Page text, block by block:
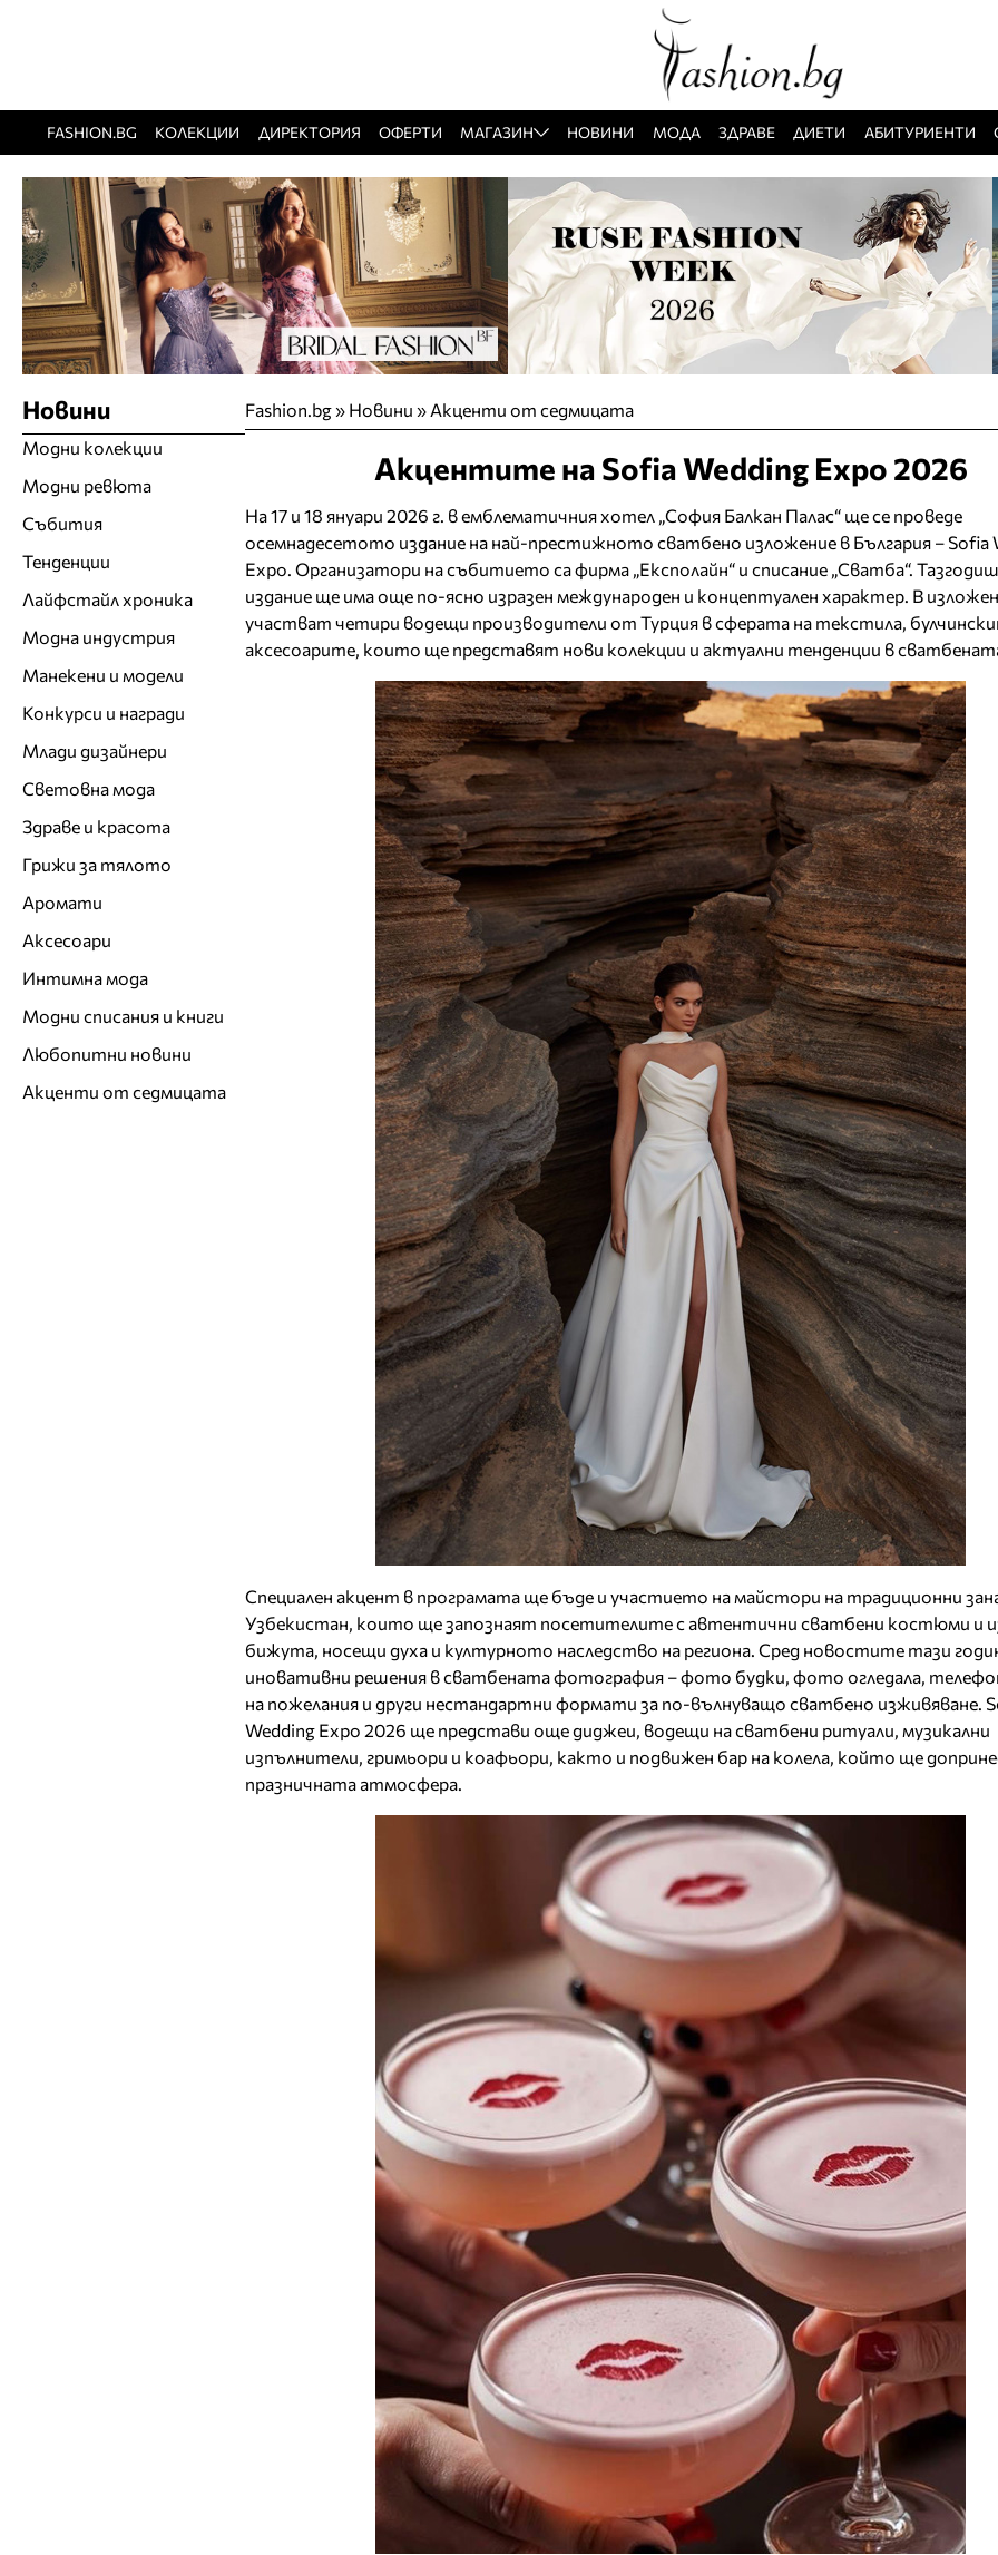
FASHION.BG КОЛЕКЦИИ ДИРЕКТОРИЯ ОФЕРТИ МАГАЗИН НОВИНИ МОДА ЗДРАВЕ ДИЕТИ АБИТУРИЕНТИ
Fashion.bg» Новини » Акценти от седмицата
Акцентите на Sofia Wedding Expo 2026
На 17 и 18 януари 2026 г. в емблематичния хотел „София Балкан Палас“ ще се проведе
осемнадесетото издание на най-престижното сватбено изложение в България – Sofia
Expo. Организатори на събитието са фирма „Експолайн“ и списание „Сватба“.
издание ще има още по-ясно изразен международен и концептуален характер. В
участват четири водещи производители от Турция в сферата на текстила,
аксесоарите, които ще представят нови колекции и актуални тенденции в
Специален акцент в програмата ще бъде и участието на майстори на традиционни
Узбекистан, които ще запознаят посетителите с автентични сватбени костюми и
бижута, носещи духа и културното наследство на региона. Сред новостите тази
иновативни решения в сватбената фотография – фото будки, фото огледала,
на пожелания и други нестандартни формати за по-вълнуващо сватбено изживяване.
Wedding Expo 2026 ще представи още диджеи, водещи на сватбени ритуали, музикални
изпълнители, гримьори и коафьори, както и подвижен бар на колела, който ще
празничната атмосфера.
Новини
Модни колекции
Модни ревюта
Събития
Тенденции
Лайфстайл хроника
Модна индустрия
Манекени и модели
Конкурси и награди
Млади дизайнери
Световна мода
Здраве и красота
Грижи за тялото
Аромати
Аксесоари
Интимна мода
Модни списания и книги
Любопитни новини
Акценти от седмицата